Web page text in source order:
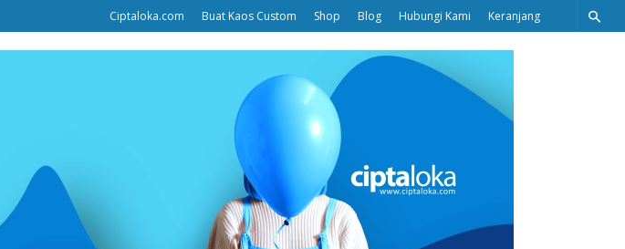
Ciptaloka.com Buat Kaos Custom Shop Blog Hubungi Kami Keranjang